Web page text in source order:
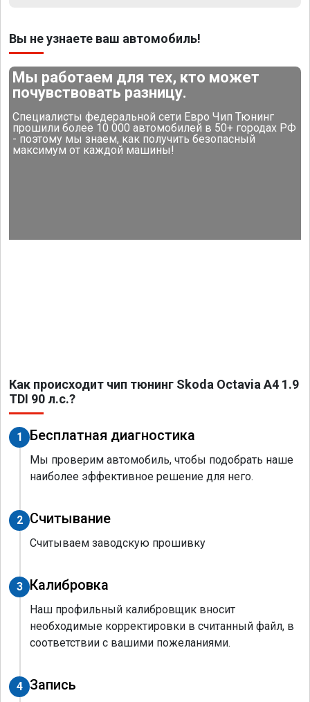
Вы не узнаете ваш автомобиль!
Мы работаем для тех, кто может
почувствовать разницу.
Специалисты федеральной сети Евро Чип Тюнинг
прошили более 10 000 автомобилей в 50+ городах РФ
- поэтому мы знаем, как получить безопасный
максимум от каждой машины!
Как происходит чип тюнинг Skoda Octavia A4 1.9
TDI 90 л.с.?
1 Бесплатная диагностика
Мы проверим автомобиль, чтобы подобрать наше
наиболее эффективное решение для него.
2 Считывание
Считываем заводскую прошивку
3 Калибровка
Наш профильный калибровщик вносит
необходимые корректировки в считанный файл, в
соответствии с вашими пожеланиями.
4 Запись